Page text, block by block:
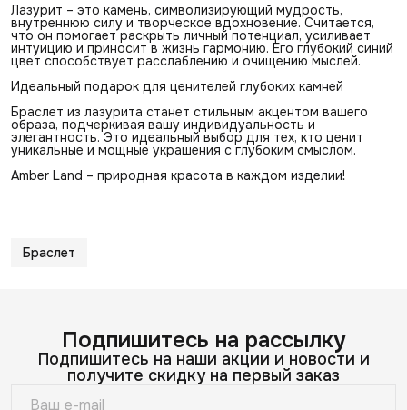
Лазурит – это камень, символизирующий мудрость,
внутреннюю силу и творческое вдохновение. Считается,
что он помогает раскрыть личный потенциал, усиливает
интуицию и приносит в жизнь гармонию. Его глубокий синий
цвет способствует расслаблению и очищению мыслей.
Идеальный подарок для ценителей глубоких камней
Браслет из лазурита станет стильным акцентом вашего
образа, подчеркивая вашу индивидуальность и
элегантность. Это идеальный выбор для тех, кто ценит
уникальные и мощные украшения с глубоким смыслом.
Amber Land – природная красота в каждом изделии!
Браслет
Подпишитесь на рассылку
Подпишитесь на наши акции и новости и
получите скидку на первый заказ